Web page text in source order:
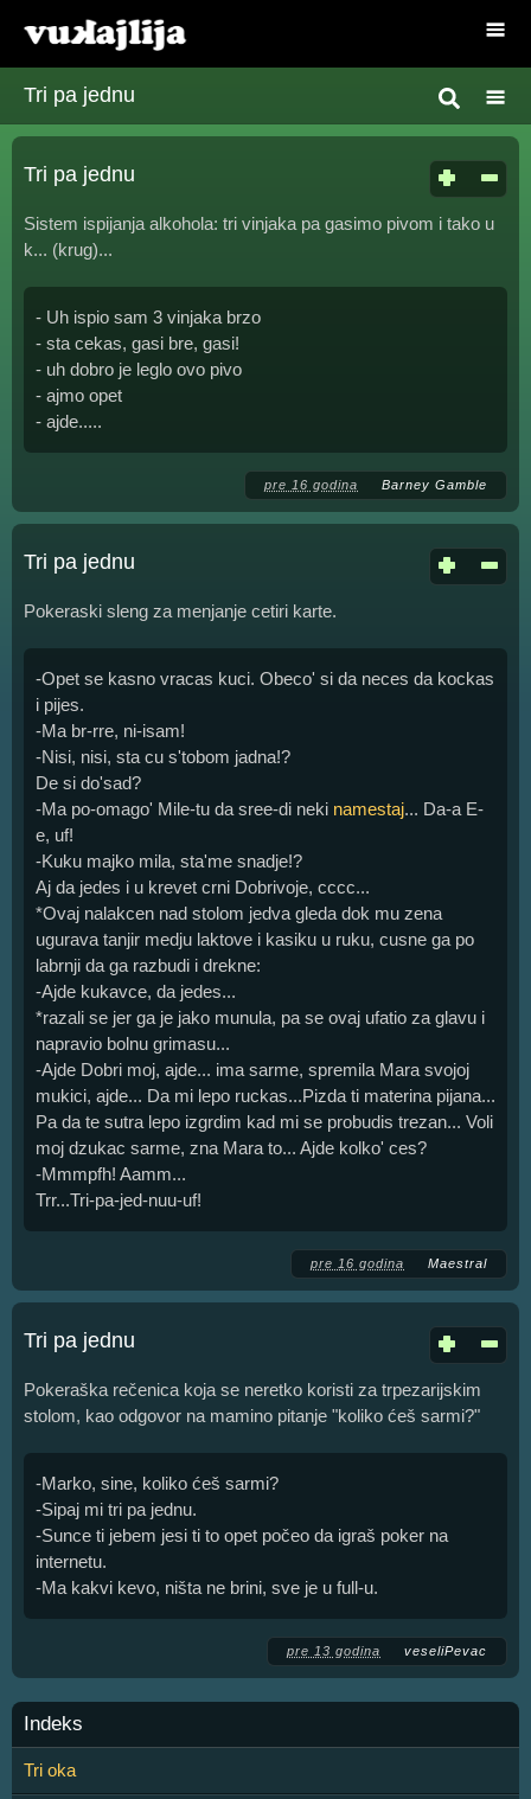
Tri pa jednu
Tri pa jednu
Sistem ispijanja alkohola: tri vinjaka pa gasimo pivom i tako u
k... (krug)...
- Uh ispio sam 3 vinjaka brzo
- sta cekas, gasi bre, gasi!
- uh dobro je leglo ovo pivo
- ajmo opet
- ajde.....
pre 16 godina Barney Gamble
Tri pa jednu
Pokeraski sleng za menjanje cetiri karte.
-Opet se kasno vracas kuci. Obeco' si da neces da kockas
i pijes.
-Ma br-rre, ni-isam!
-Nisi, nisi, sta cu s'tobom jadna!?
De si do'sad?
-Ma po-omago' Mile-tu da sree-di neki namestaj... Da-a E-
e, uf!
-Kuku majko mila, sta'me snadje!?
Aj da jedes i u krevet crni Dobrivoje, cccc...
*Ovaj nalakcen nad stolom jedva gleda dok mu zena
ugurava tanjir medju laktove i kasiku u ruku, cusne ga po
labrnji da ga razbudi i drekne:
-Ajde kukavce, da jedes...
*razali se jer ga je jako munula, pa se ovaj ufatio za glavu i
napravio bolnu grimasu...
-Ajde Dobri moj, ajde... ima sarme, spremila Mara svojoj
mukici, ajde... Da mi lepo ruckas...Pizda ti materina pijana...
Pa da te sutra lepo izgrdim kad mi se probudis trezan... Voli
moj dzukac sarme, zna Mara to... Ajde kolko' ces?
-Mmmpfh! Aamm...
Trr...Tri-pa-jed-nuu-uf!
pre 16 godina Maestral
Tri pa jednu
Pokeraška rečenica koja se neretko koristi za trpezarijskim
stolom, kao odgovor na mamino pitanje "koliko ćeš sarmi?"
-Marko, sine, koliko ćeš sarmi?
-Sipaj mi tri pa jednu.
-Sunce ti jebem jesi ti to opet počeo da igraš poker na
internetu.
-Ma kakvi kevo, ništa ne brini, sve je u full-u.
pre 13 godina veseliPevac
Indeks
Tri oka